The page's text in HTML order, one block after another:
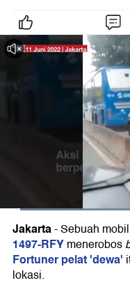
Jakarta-Sebuah mobil
1497-RFYmenerobos
Fortuner pelat 'dewa'
lokasi.